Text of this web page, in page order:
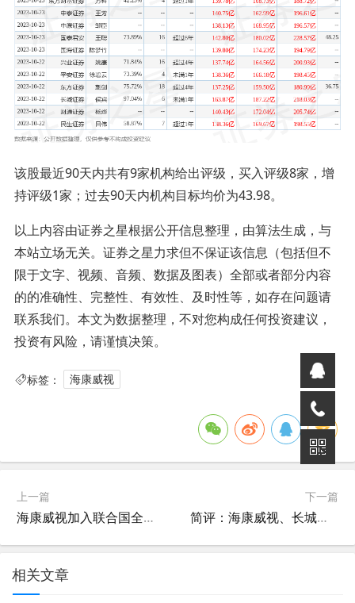
该股最近90天内共有9家机构给出评级，买入评级8家，增
持评级1家；过去90天内机构目标均价为43.98。
以上内容由证券之星根据公开信息整理，由算法生成，与
本站立场无关。证券之星力求但不保证该信息（包括但不
限于文字、视频、音频、数据及图表）全部或者部分内容
的的准确性、完整性、有效性、及时性等，如存在问题请
联系我们。本文为数据整理，不对您构成任何投资建议，
投资有风险，请谨慎决策。
标签： 海康威视
上一篇
海康威视加入联合国全球契约组织，助力可持续发展
下一篇
简评：海康威视、长城汽车、宁德时代、腾讯控股
相关文章